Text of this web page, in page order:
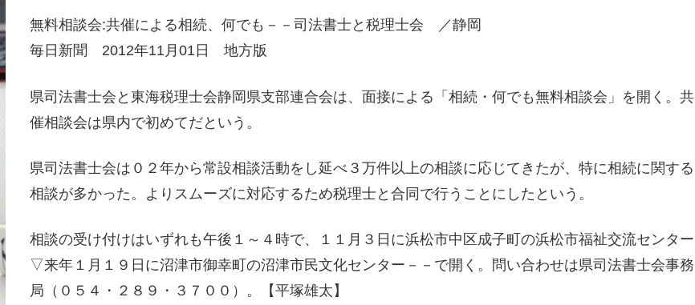
無料相談会:共催による相続、何でも－－司法書士と税理士会 ／静岡
毎日新聞 2012年11月01日 地方版
県司法書士会と東海税理士会静岡県支部連合会は、面接による「相続・何でも無料相談会」を開く。共
催相談会は県内で初めてだという。
県司法書士会は０２年から常設相談活動をし延べ３万件以上の相談に応じてきたが、特に相続に関する
相談が多かった。よりスムーズに対応するため税理士と合同で行うことにしたという。
相談の受け付けはいずれも午後１～４時で、１１月３日に浜松市中区成子町の浜松市福祉交流センター
▽来年１月１９日に沼津市御幸町の沼津市民文化センター－－で開く。問い合わせは県司法書士会事務
局（０５４・２８９・３７００）。【平塚雄太】